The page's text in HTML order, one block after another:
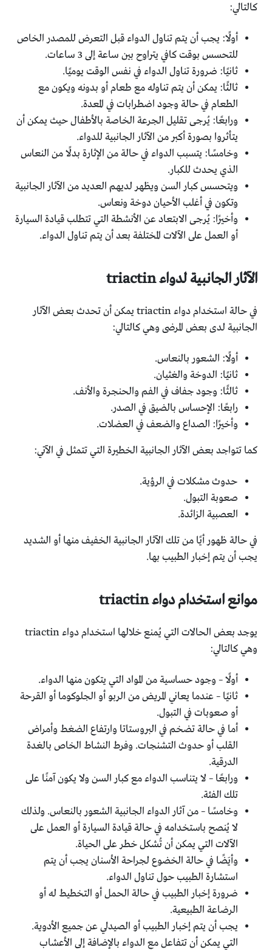
كالتالي:
أولًا: يجب أن يتم تناول الدواء قبل التعرض للمصدر الخاص
للتحسس بوقت كافي يتراوح بين ساعة إلى 3 ساعات.
ثانيًا: ضرورة تناول الدواء في نفس الوقت يوميًا.
ثالثًا: يمكن أن يتم تناوله مع طعام أو بدونه ويكون مع
الطعام في حالة وجود اضطرابات في المعدة.
ورابعًا: يُرجى تقليل الجرعة الخاصة بالأطفال حيث يمكن أن
يتأثروا بصورة أكبر من الآثار الجانبية للدواء.
وخامسًا: يتسبب الدواء في حالة من الإثارة بدلًا من النعاس
الذي يحدث للكبار.
ويتحسس كبار السن ويظهر لديهم العديد من الآثار الجانبية
وتكون في أغلب الأحيان دوخة ونعاس.
وأخيرًا: يُرجى الابتعاد عن الأنشطة التي تتطلب قيادة السيارة
أو العمل على الآلات المختلفة بعد أن يتم تناول الدواء.
الآثار الجانبية لدواء triactin
في حالة استخدام دواء triactin يمكن أن تحدث بعض الآثار
الجانبية لدى بعض المرضى وهي كالتالي:
أولًا: الشعور بالنعاس.
ثانيًا: الدوخة والغثيان.
ثالثًا: وجود جفاف في الفم والحنجرة والأنف.
رابعًا: الإحساس بالضيق في الصدر.
وأخيرًا: الصداع والضعف في العضلات.
كما تتواجد بعض الآثار الجانبية الخطيرة التي تتمثل في الآتي:
حدوث مشكلات في الرؤية.
صعوبة التبول.
العصبية الزائدة.
في حالة ظهور أيًا من تلك الآثار الجانبية الخفيف منها أو الشديد
يجب أن يتم إخبار الطبيب بها.
موانع استخدام دواء triactin
يوجد بعض الحالات التي يُمنع خلالها استخدام دواء triactin
وهي كالتالي:
أولًا – وجود حساسية من المواد التي يتكون منها الدواء.
ثانيًا – عندما يعاني المريض من الربو أو الجلوكوما أو القرحة
أو صعوبات في التبول.
أما في حالة تضخم في البروستاتا وارتفاع الضغط وأمراض
القلب أو حدوث التشنجات. وفرط النشاط الخاص بالغدة
الدرقية.
ورابعًا – لا يتناسب الدواء مع كبار السن ولا يكون آمنًا على
تلك الفئة.
وخامسًا – من آثار الدواء الجانبية الشعور بالنعاس. ولذلك
لا يُنصح باستخدامه في حالة قيادة السيارة أو العمل على
الآلات التي يمكن أن تُشكل خطر على الحياة.
وأيَضًا في حالة الخضوع لجراحة الأسنان يجب أن يتم
استشارة الطبيب حول تناول الدواء.
ضرورة إخبار الطبيب في حالة الحمل أو التخطيط له أو
الرضاعة الطبيعية.
يجب أن يتم إخبار الطبيب أو الصيدلي عن جميع الأدوية.
التي يمكن أن تتفاعل مع الدواء بالإضافة إلى الأعشاب